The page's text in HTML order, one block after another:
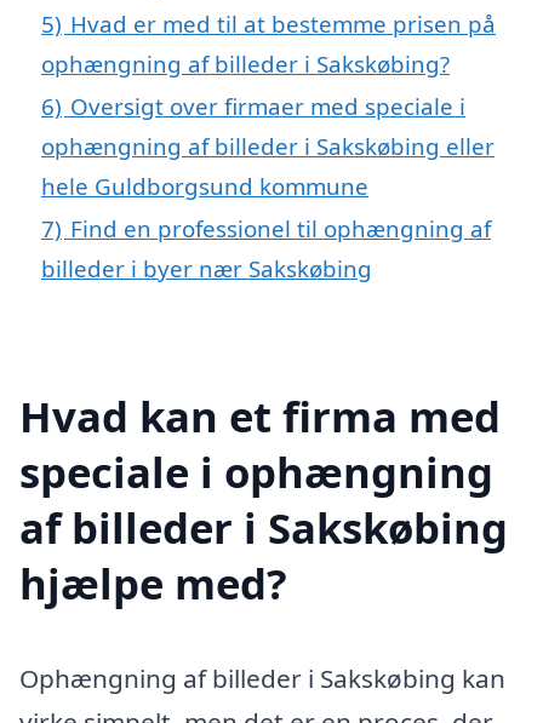
5) Hvad er med til at bestemme prisen på
ophængning af billeder i Sakskøbing?
6) Oversigt over firmaer med speciale i
ophængning af billeder i Sakskøbing eller
hele Guldborgsund kommune
7) Find en professionel til ophængning af
billeder i byer nær Sakskøbing
Hvad kan et firma med
speciale i ophængning
af billeder i Sakskøbing
hjælpe med?
Ophængning af billeder i Sakskøbing kan